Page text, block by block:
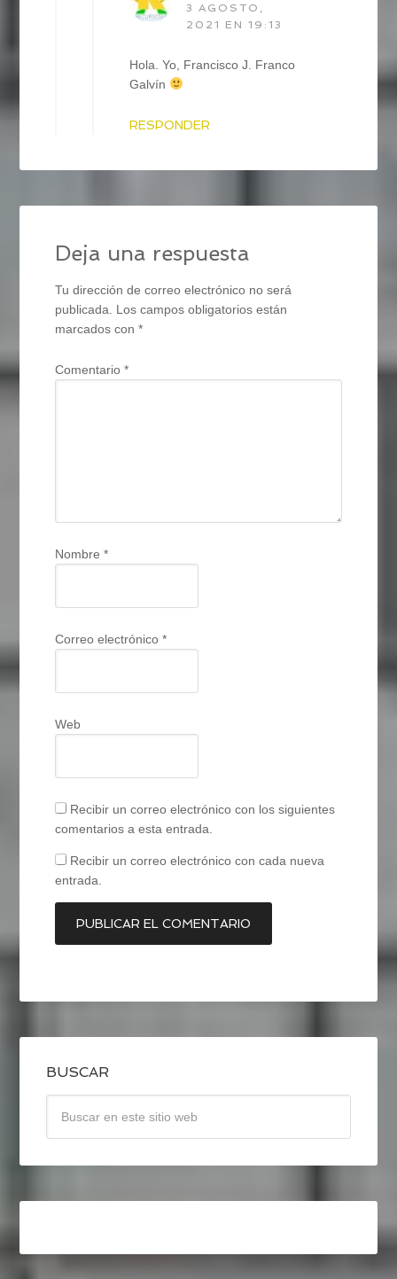
3 AGOSTO,
2021 EN 19:13
Hola. Yo, Francisco J. Franco
Galvín
RESPONDER
Deja una respuesta
Tu dirección de correo electrónico no será
publicada.
Los campos obligatorios están
marcados con*
Comentario*
Nombre*
Correo electrónico*
Web
Recibir un correo electrónico con los siguientes
comentarios a esta entrada.
Recibir un correo electrónico con cada nueva
entrada.
BUSCAR